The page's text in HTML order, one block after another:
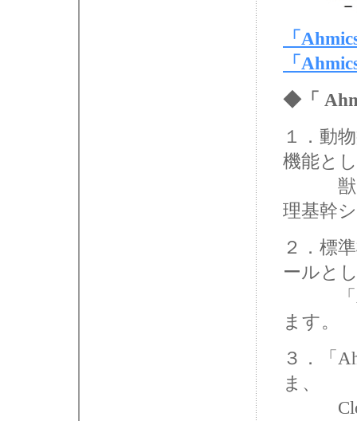
「
「
◆「
１．動
機能と
獣医
理基幹
２．標
ールと
「
ます。
３．「
ま、
Cloud